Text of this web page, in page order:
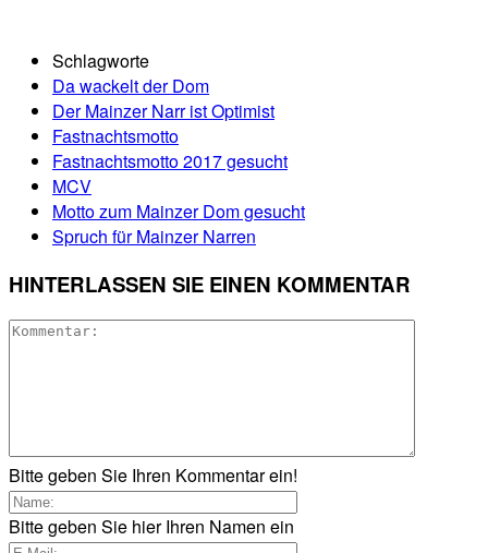
Schlagworte
Da wackelt der Dom
Der Mainzer Narr ist Optimist
Fastnachtsmotto
Fastnachtsmotto 2017 gesucht
MCV
Motto zum Mainzer Dom gesucht
Spruch für Mainzer Narren
HINTERLASSEN SIE EINEN KOMMENTAR
Bitte geben Sie Ihren Kommentar ein!
Bitte geben Sie hier Ihren Namen ein